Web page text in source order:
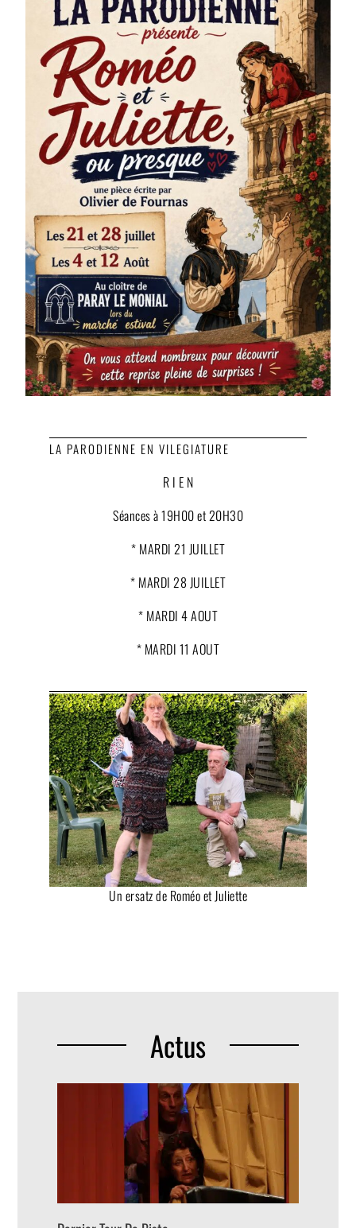
LA PARODIENNE EN VILEGIATURE
R I E N
Séances à 19H00 et 20H30
* MARDI 21 JUILLET
* MARDI 28 JUILLET
* MARDI 4 AOUT
* MARDI 11 AOUT
Un ersatz de Roméo et Juliette
Actus